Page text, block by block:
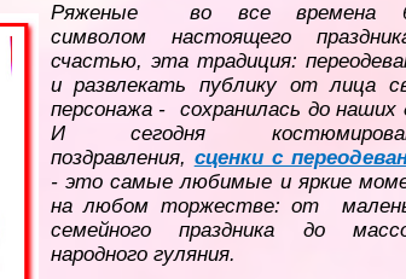
Ряженые во все времена
символом настоящего
счастью, эта традиция:
и развлекать публику от лица
персонажа - сохранилась до наших
И сегодня
поздравления, сценки с
- это самые любимые и яркие
на любом торжестве: от
семейного праздника до
народного гуляния.